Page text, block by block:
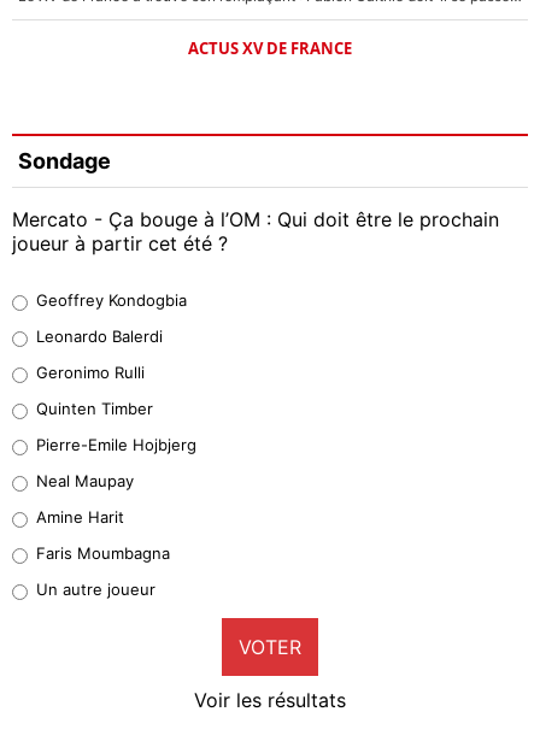
ACTUS XV DE FRANCE
Sondage
Mercato - Ça bouge à l’OM : Qui doit être le prochain
joueur à partir cet été ?
38%
32%
5%
1%
9%
Geoffrey Kondogbia
Leonardo Balerdi
Geronimo Rulli
Quinten Timber
Pierre-Emile Hojbjerg
Neal Maupay
Amine Harit
Faris Moumbagna
Un autre joueur
VOTER
Voir les résultats